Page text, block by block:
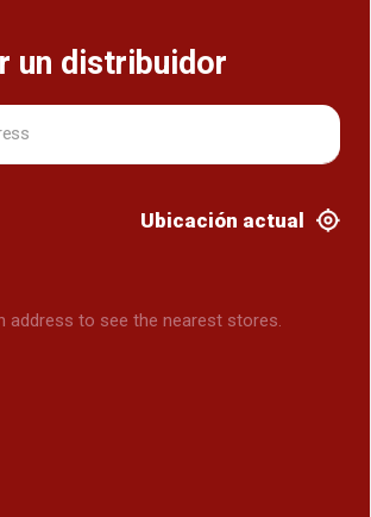
un distribuidor
Ubicación actual
address to see the nearest stores.